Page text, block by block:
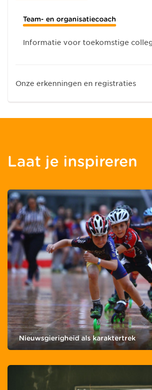
Team- en organisatiecoach
Informatie voor toekomstige
Onze erkenningen en registraties
Laat je inspireren
Nieuwsgierigheid als karaktertrek